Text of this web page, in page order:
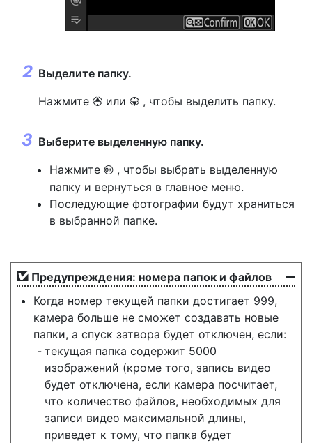
Выделите папку.
Нажмите 1 или 3 , чтобы выделить папку.
Выберите выделенную папку.
Нажмите J , чтобы выбрать выделенную
папку и вернуться в главное меню.
Последующие фотографии будут храниться
в выбранной папке.
Предупреждения: номера папок и файлов
Когда номер текущей папки достигает 999,
камера больше не сможет создавать новые
папки, а спуск затвора будет отключен, если:
текущая папка содержит 5000
изображений (кроме того, запись видео
будет отключена, если камера посчитает,
что количество файлов, необходимых для
записи видео максимальной длины,
приведет к тому, что папка будет